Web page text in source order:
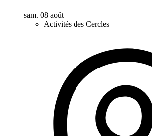
sam. 08 août
Activités des Cercles